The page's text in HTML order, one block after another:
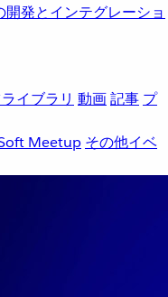
発とインテグレーショ
イブラリ 動画記事 プ
Meetup その他イベ